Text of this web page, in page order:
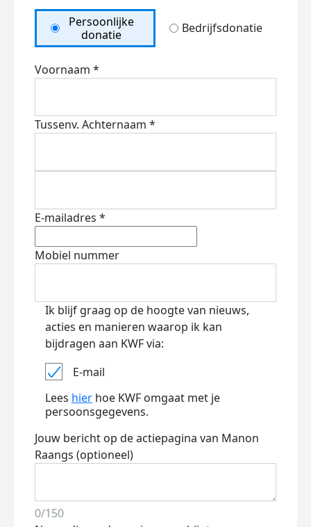
Persoonlijke
donatie
Bedrijfsdonatie
Voornaam *
Tussenv. Achternaam *
E-mailadres *
Mobiel nummer
Ik blijf graag op de hoogte van nieuws,
acties en manieren waarop ik kan
bijdragen aan KWF via:
E-mail
Lees hier hoe KWF omgaat met je
persoonsgegevens.
Jouw bericht op de actiepagina van Manon
Raangs (optioneel)
0/150